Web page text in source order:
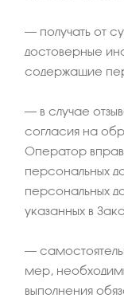
– получать от
достоверные
содержащие
– в случае
согласия на
Оператор
персональных
персональных
указанных в
–
мер,
выполнения